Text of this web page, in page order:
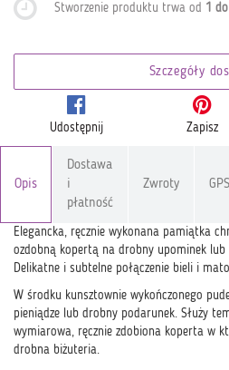
Stworzenie produktu trwa od 1
Szczegóły
Udostępnij Zapisz
Opis
Dostawa
i
płatność
Zwroty
Elegancka, ręcznie wykonana pamiątka
ozdobną kopertą na drobny upominek lub
Delikatne i subtelne połączenie bieli i
W środku kunsztownie wykończonego
pieniądze lub drobny podarunek. Służy
wymiarowa, ręcznie zdobiona koperta w
drobna biżuteria.